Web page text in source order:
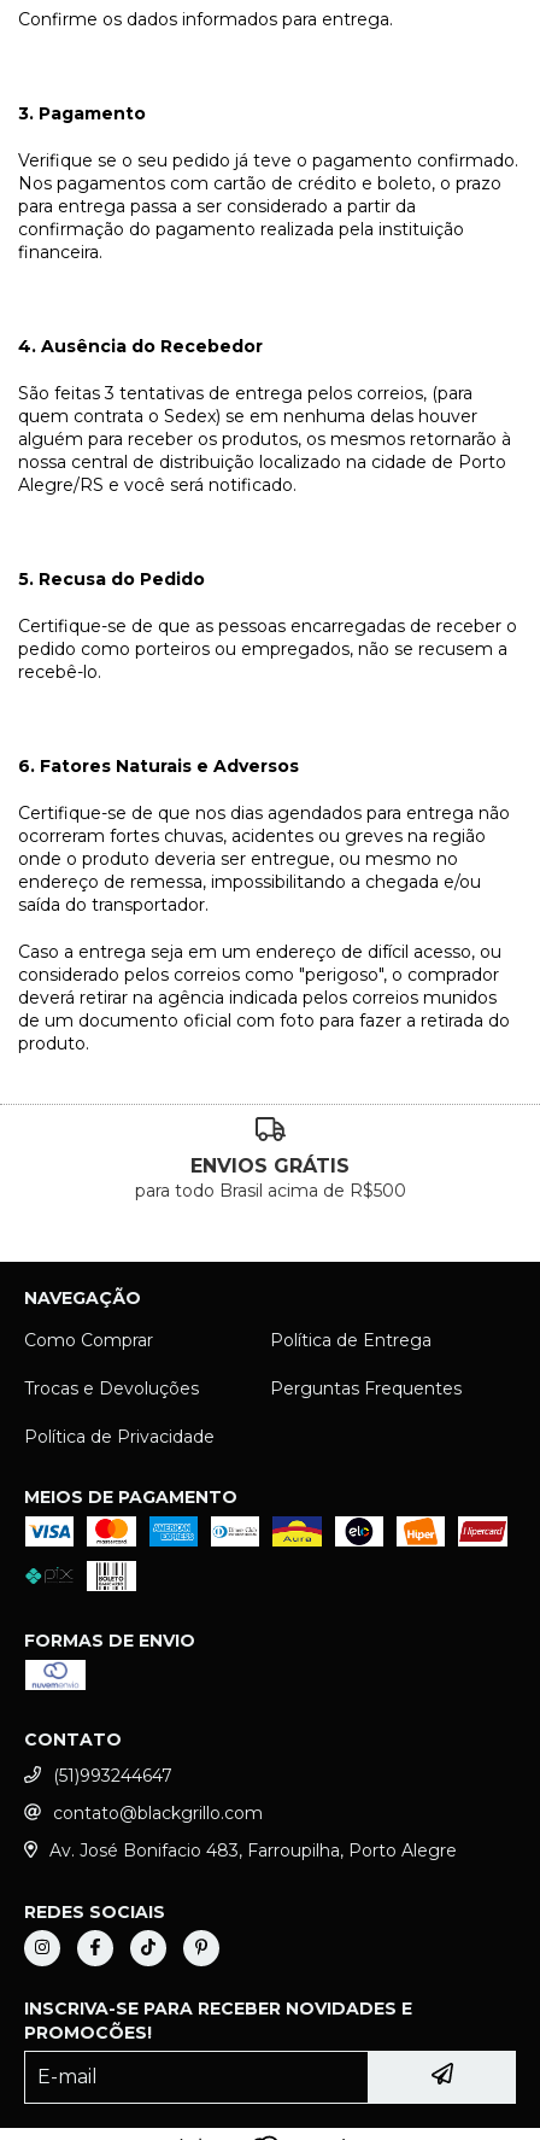
Confirme os dados informados para entrega.
3. Pagamento
Verifique se o seu pedido já teve o pagamento confirmado.
Nos pagamentos com cartão de crédito e boleto, o prazo
para entrega passa a ser considerado a partir da
confirmação do pagamento realizada pela instituição
financeira.
4. Ausência do Recebedor
São feitas 3 tentativas de entrega pelos correios, (para
quem contrata o Sedex) se em nenhuma delas houver
alguém para receber os produtos, os mesmos retornarão à
nossa central de distribuição localizado na cidade de Porto
Alegre/RS e você será notificado.
5. Recusa do Pedido
Certifique-se de que as pessoas encarregadas de receber o
pedido como porteiros ou empregados, não se recusem a
recebê-lo.
6. Fatores Naturais e Adversos
Certifique-se de que nos dias agendados para entrega não
ocorreram fortes chuvas, acidentes ou greves na região
onde o produto deveria ser entregue, ou mesmo no
endereço de remessa, impossibilitando a chegada e/ou
saída do transportador.
Caso a entrega seja em um endereço de difícil acesso, ou
considerado pelos correios como "perigoso", o comprador
deverá retirar na agência indicada pelos correios munidos
de um documento oficial com foto para fazer a retirada do
produto.
ENVIOS GRÁTIS
para todo Brasil acima de R$500
NAVEGAÇÃO
Como Comprar
Política de Entrega
Trocas e Devoluções Perguntas Frequentes
Política de Privacidade
MEIOS DE PAGAMENTO
FORMAS DE ENVIO
CONTATO
(51)993244647
contato@blackgrillo.com
Av. José Bonifacio 483, Farroupilha, Porto Alegre
REDES SOCIAIS
INSCRIVA-SE PARA RECEBER NOVIDADES E
PROMOCÕES!